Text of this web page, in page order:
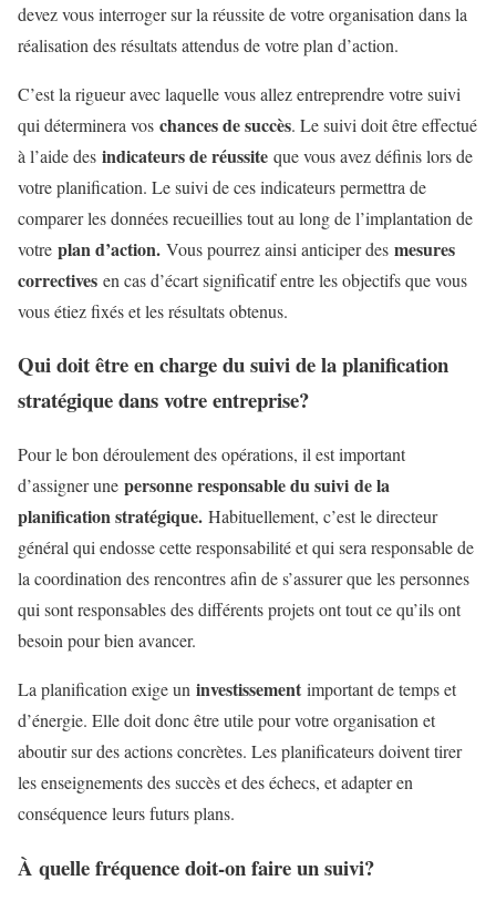
devez vous interroger sur la réussite de votre organisation dans la
réalisation des résultats attendus de votre plan d’action.
C’est la rigueur avec laquelle vous allez entreprendre votre suivi
qui déterminera vos chances de succès. Le suivi doit être effectué
à l’aide des indicateurs de réussite que vous avez définis lors de
votre planification. Le suivi de ces indicateurs permettra de
comparer les données recueillies tout au long de l’implantation de
votre plan d’action. Vous pourrez ainsi anticiper des mesures
correctives en cas d’écart significatif entre les objectifs que vous
vous étiez fixés et les résultats obtenus.
Qui doit être en charge du suivi de la planification
stratégique dans votre entreprise?
Pour le bon déroulement des opérations, il est important
d’assigner une personne responsable du suivi de la
planification stratégique. Habituellement, c’est le directeur
général qui endosse cette responsabilité et qui sera responsable de
la coordination des rencontres afin de s’assurer que les personnes
qui sont responsables des différents projets ont tout ce qu’ils ont
besoin pour bien avancer.
La planification exige un investissement important de temps et
d’énergie. Elle doit donc être utile pour votre organisation et
aboutir sur des actions concrètes. Les planificateurs doivent tirer
les enseignements des succès et des échecs, et adapter en
conséquence leurs futurs plans.
À quelle fréquence doit-on faire un suivi?